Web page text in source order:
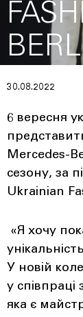
30.08.2022
6 вересня
Mercedes-
сезону, за
Ukrainian
«Я хочу
У новій
у
яка є